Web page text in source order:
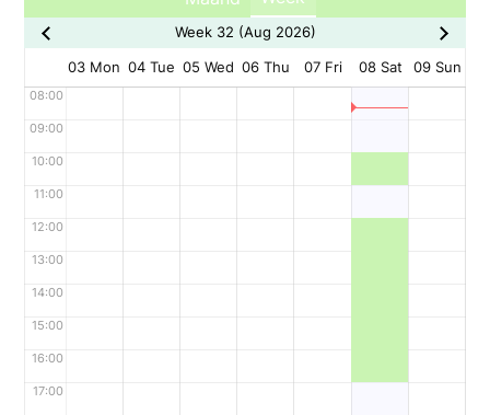
Week 32 (Aug 2026)
03 Mon 04 Tue 05 Wed 06 Thu 07 Fri 08 Sat 09 Sun
08:00
09:00
10:00
11:00
12:00
13:00
14:00
15:00
16:00
17:00